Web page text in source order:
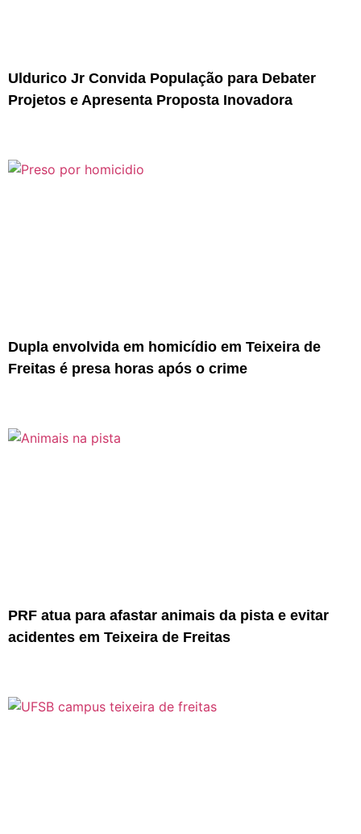
Uldurico Jr Convida População para Debater
Projetos e Apresenta Proposta Inovadora
Dupla envolvida em homicídio em Teixeira de
Freitas é presa horas após o crime
PRF atua para afastar animais da pista e evitar
acidentes em Teixeira de Freitas